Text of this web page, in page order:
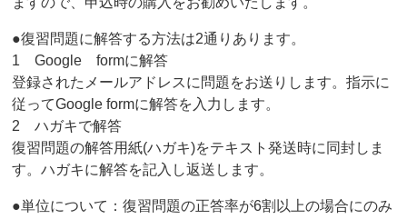
●復習問題に解答する方法は2通りあります。
1 Google formに解答
登録されたメールアドレスに問題をお送りします。指示に
従ってGoogle formに解答を入力します。
2 ハガキで解答
復習問題の解答用紙(ハガキ)をテキスト発送時に同封しま
す。ハガキに解答を記入し返送します。
●単位について：復習問題の正答率が6割以上の場合にのみ